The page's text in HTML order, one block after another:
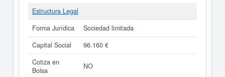
Estructura Legal
Forma Jurídica
Sociedad limitada
Capital Social
96.160 €
Cotiza en
Bolsa
NO